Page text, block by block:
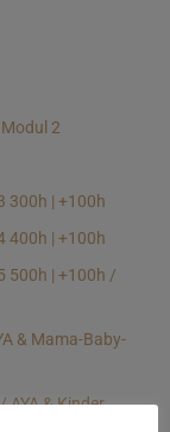
2
300h | +100h
400h | +100h
500h | +100h /
& Mama-Baby-
AYA & Kinder